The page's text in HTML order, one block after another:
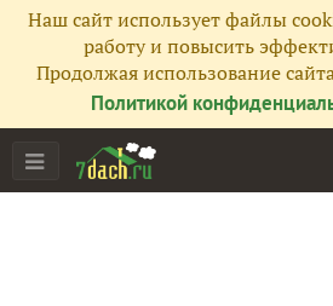
Наш сайт использует файлы
работу и повысить
Продолжая использование
Политикой